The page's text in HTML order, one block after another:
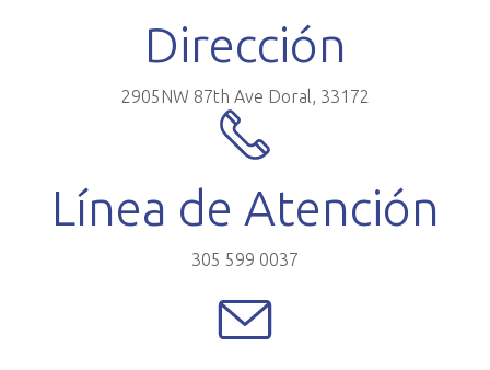
Dirección
2905NW 87th Ave Doral, 33172
Línea de Atención
305 599 0037